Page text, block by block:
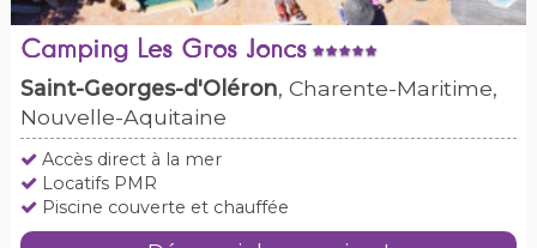
Camping Les Gros Joncs
Saint-Georges-d'Oléron, Charente-Maritime,
Nouvelle-Aquitaine
Accès direct à la mer
Locatifs PMR
Piscine couverte et chauffée